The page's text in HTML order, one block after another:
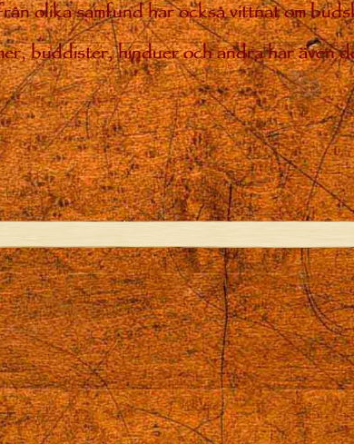
olika samfund har också vittnat om
buddister, hinduer och andra har även